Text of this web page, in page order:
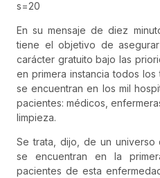
s=20
En su mensaje de diez
tiene el objetivo de
carácter gratuito bajo las
en primera instancia todos
se encuentran en los mil
pacientes: médicos,
limpieza.
Se trata, dijo, de un
se encuentran en la
pacientes de esta